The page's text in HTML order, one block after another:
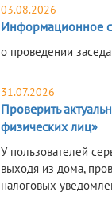
03.08.2026
Информационное
о проведении
31.07.2026
Проверить
физических лиц»
У пользователей
выходя из дома,
налоговых